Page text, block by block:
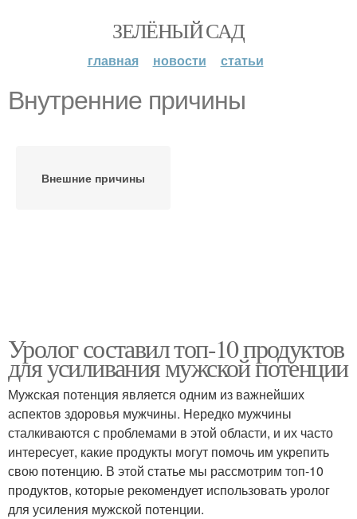
ЗЕЛЁНЫЙ САД
главная новости статьи
Внутренние причины
Внешние причины
Уролог составил топ-10 продуктов
для усиливания мужской потенции
Мужская потенция является одним из важнейших
аспектов здоровья мужчины. Нередко мужчины
сталкиваются с проблемами в этой области, и их часто
интересует, какие продукты могут помочь им укрепить
свою потенцию. В этой статье мы рассмотрим топ-10
продуктов, которые рекомендует использовать уролог
для усиления мужской потенции.